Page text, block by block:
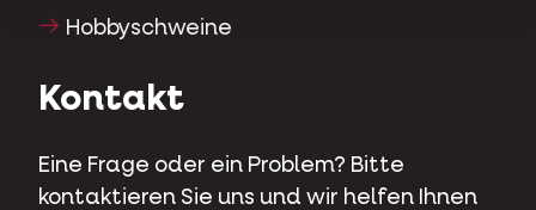
Hobbyschweine
Kontakt
Eine Frage oder ein Problem? Bitte
kontaktieren Sie uns und wir helfen Ihnen